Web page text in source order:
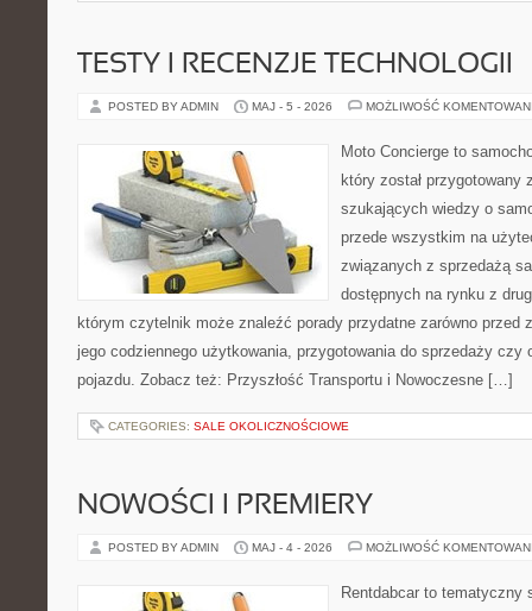
TESTY I RECENZJE TECHNOLOGII
POSTED BY ADMIN MAJ - 5 - 2026 MOŻLIWOŚĆ
Moto Concierge to
który został przygotowany
szukających wiedzy o
przede wszystkim na
związanych z sprzedażą
dostępnych na rynku z
którym czytelnik może znaleźć porady przydatne zarówno przed
jego codziennego użytkowania, przygotowania do sprzedaży czy
pojazdu. Zobacz też: Przyszłość Transportu i Nowoczesne […]
CATEGORIES: SALE OKOLICZNOŚCIOWE
NOWOŚCI I PREMIERY
POSTED BY ADMIN MAJ - 4 - 2026 MOŻLIWOŚĆ
Rentdabcar to tematyczny